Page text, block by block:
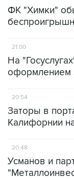
ФК "Химки"
21:00
На
оформлением
20:54
Заторы в
Калифорнии
20:48
Усманов и